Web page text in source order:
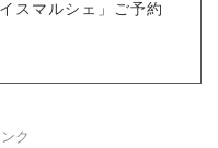
スマルシェ」ご予約
ク